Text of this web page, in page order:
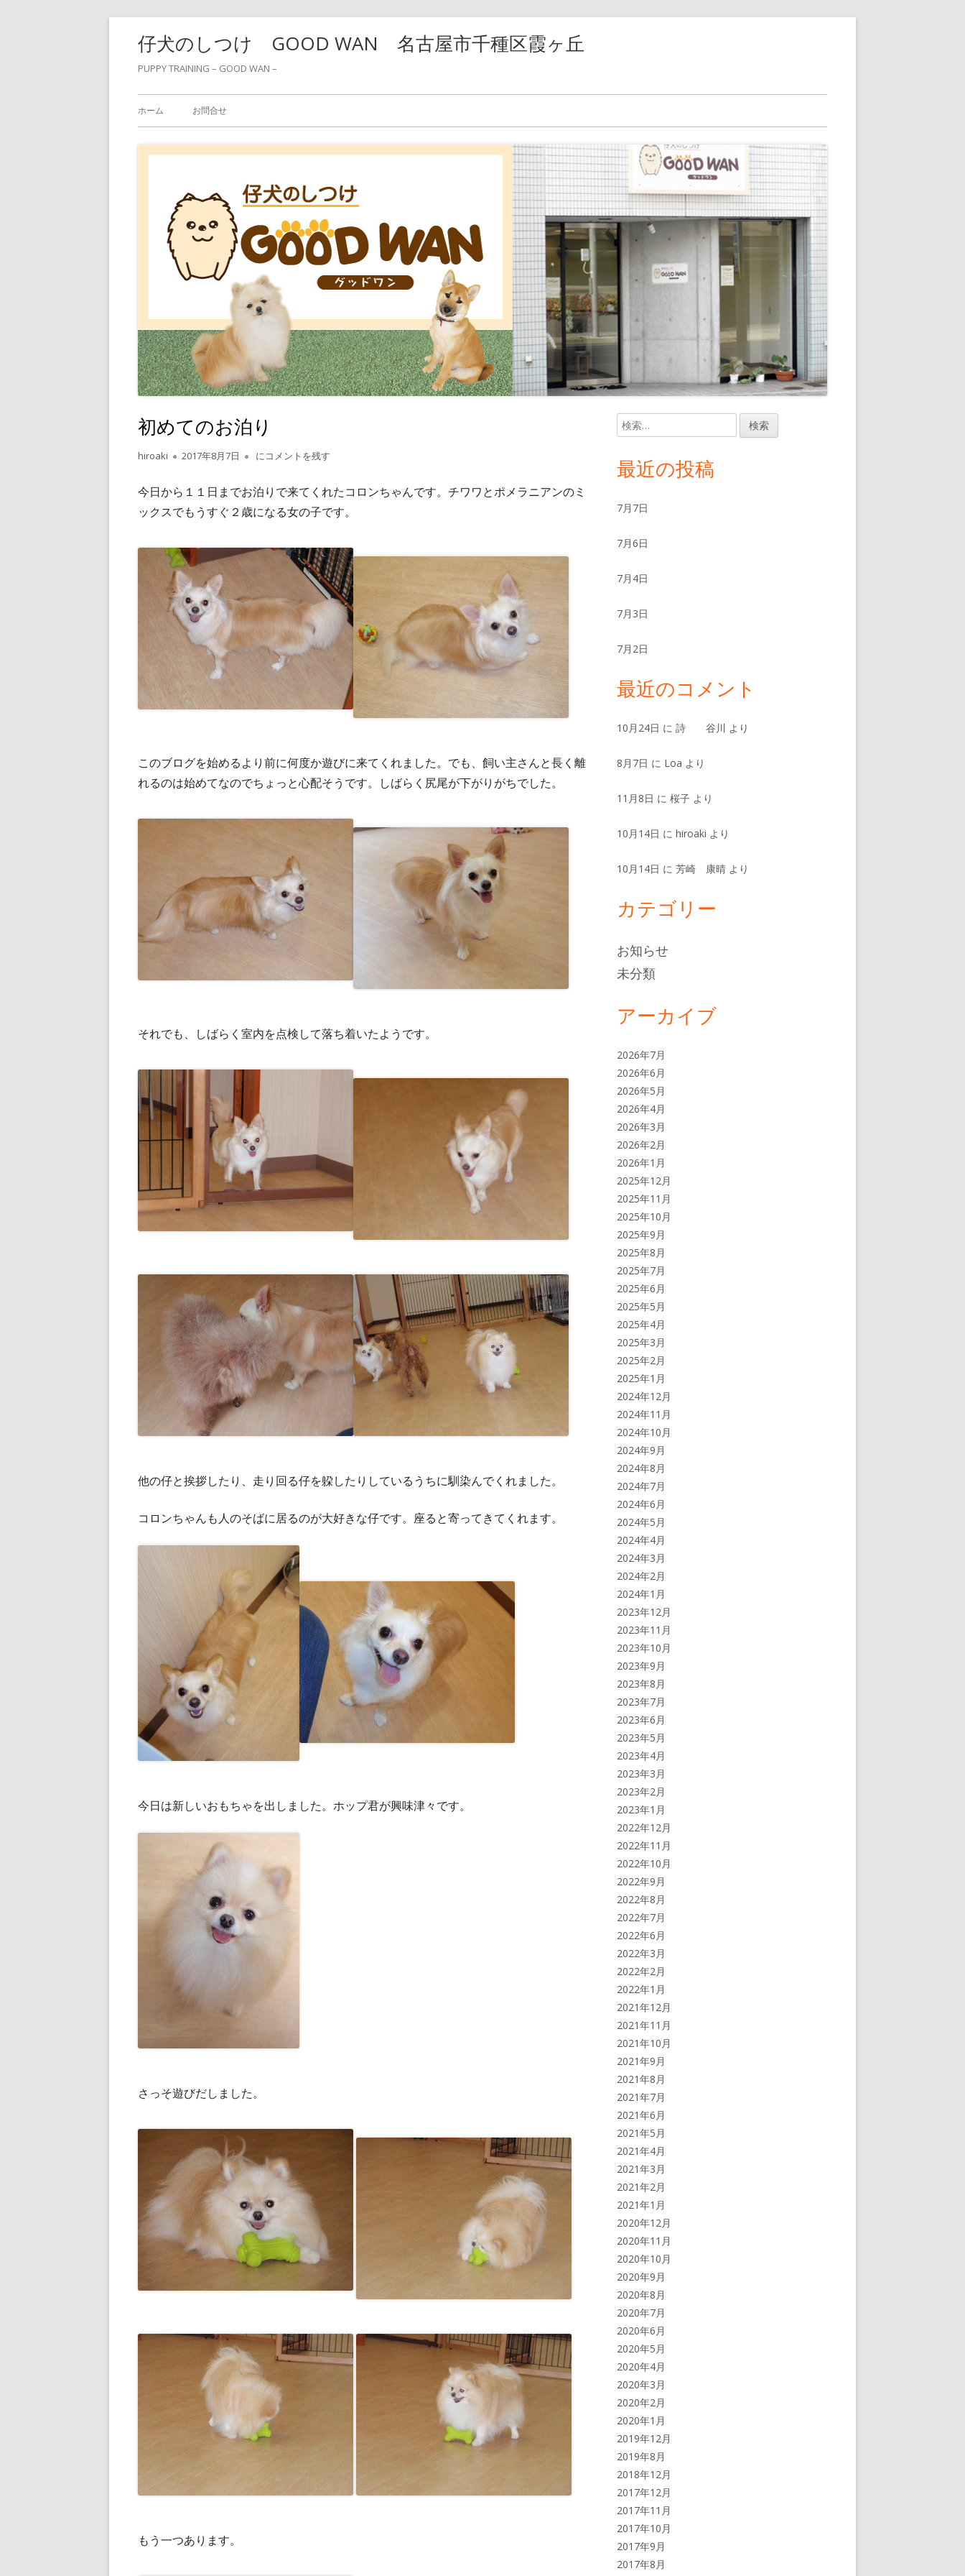
仔犬のしつけ GOOD WAN 名古屋市千種区霞ヶ丘
PUPPY TRAINING – GOOD WAN –
メ
イ
ホーム お問合せ
初めてのお泊り
作
者
hiroaki
公
日
2017年8月7日 初めてのお泊り
にコメントを残す
今日から１１日までお泊りで来てくれたコロンちゃんです。チワワとポメラニアンのミ
ックスでもうすぐ２歳になる女の子です。
このブログを始めるより前に何度か遊びに来てくれました。でも、飼い主さんと長く離
れるのは始めてなのでちょっと心配そうです。しばらく尻尾が下がりがちでした。
それでも、しばらく室内を点検して落ち着いたようです。
他の仔と挨拶したり、走り回る仔を躱したりしているうちに馴染んでくれました。
コロンちゃんも人のそばに居るのが大好きな仔です。座ると寄ってきてくれます。
今日は新しいおもちゃを出しました。ホップ君が興味津々です。
さっそ遊びだしました。
もう一つあります。
メ
イ
サ
イ
ド
バ
ー
検
索:
最近の投稿
7月7日
7月6日
7月4日
7月3日
7月2日
最近のコメント
10月24日 に詩 谷川 より
8月7日 に Loa より
11月8日 に桜子 より
10月14日 にhiroaki より
10月14日 に芳崎 康晴 より
カテゴリー
お知らせ
未分類
アーカイブ
2026年7月
2026年6月
2026年5月
2026年4月
2026年3月
2026年2月
2026年1月
2025年12月
2025年11月
2025年10月
2025年9月
2025年8月
2025年7月
2025年6月
2025年5月
2025年4月
2025年3月
2025年2月
2025年1月
2024年12月
2024年11月
2024年10月
2024年9月
2024年8月
2024年7月
2024年6月
2024年5月
2024年4月
2024年3月
2024年2月
2024年1月
2023年12月
2023年11月
2023年10月
2023年9月
2023年8月
2023年7月
2023年6月
2023年5月
2023年4月
2023年3月
2023年2月
2023年1月
2022年12月
2022年11月
2022年10月
2022年9月
2022年8月
2022年7月
2022年6月
2022年3月
2022年2月
2022年1月
2021年12月
2021年11月
2021年10月
2021年9月
2021年8月
2021年7月
2021年6月
2021年5月
2021年4月
2021年3月
2021年2月
2021年1月
2020年12月
2020年11月
2020年10月
2020年9月
2020年8月
2020年7月
2020年6月
2020年5月
2020年4月
2020年3月
2020年2月
2020年1月
2019年12月
2019年8月
2018年12月
2017年12月
2017年11月
2017年10月
2017年9月
2017年8月